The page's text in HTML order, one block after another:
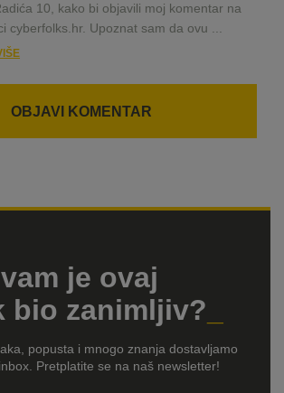
10, kako bi objavili moj komentar na
cyberfolks.hr. Upoznat sam da ovu
je ovaj
bio zanimljiv?
popusta i mnogo znanja dostavljamo
Pretplatite se na naš newsletter!